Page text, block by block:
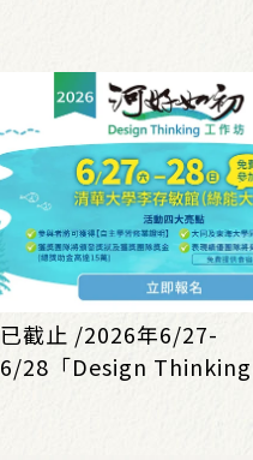
已截止 /2026年6/27-
6/28「Design